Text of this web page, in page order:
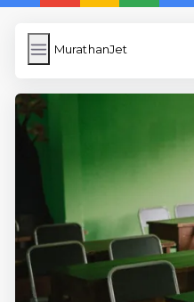
MurathanJet
MurathanJet
Wordpress Cache
5 Günde İngilizce
İngilizce